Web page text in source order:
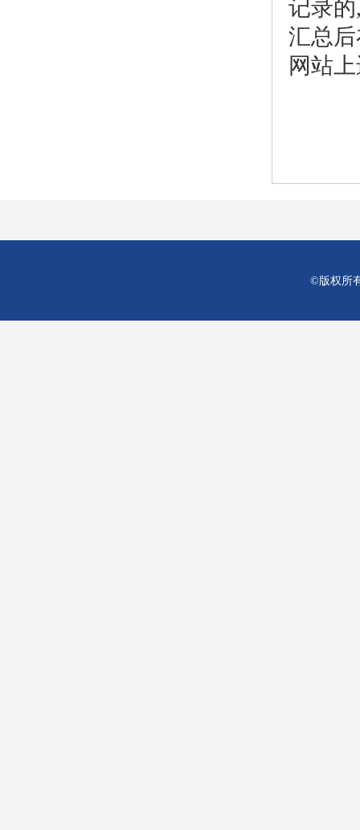
记录
汇总
网站
©版权所